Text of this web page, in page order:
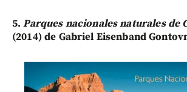
5.Parques nacionales naturales de
(2014) de Gabriel Eisenband